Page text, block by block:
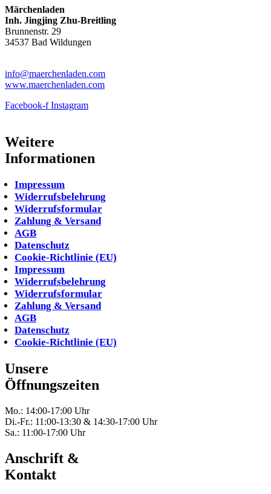
Märchenladen
Inh. Jingjing Zhu-Breitling
Brunnenstr. 29
34537 Bad Wildungen
info@maerchenladen.com
www.maerchenladen.com
Facebook-f Instagram
Weitere
Informationen
Impressum
Widerrufsbelehrung
Widerrufsformular
Zahlung & Versand
AGB
Datenschutz
Cookie-Richtlinie (EU)
Impressum
Widerrufsbelehrung
Widerrufsformular
Zahlung & Versand
AGB
Datenschutz
Cookie-Richtlinie (EU)
Unsere
Öffnungszeiten
Mo.: 14:00-17:00 Uhr
Di.-Fr.: 11:00-13:30 & 14:30-17:00 Uhr
Sa.: 11:00-17:00 Uhr
Anschrift &
Kontakt